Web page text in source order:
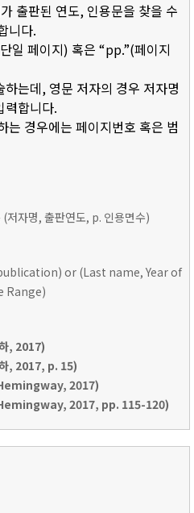
출판된 연도, 인용문을 찾을 수
니다.
일 페이지) 혹은 “pp.”(페이지
는데, 영문 저자의 경우 저자명
력합니다.
는 경우에는 페이지번호 혹은 범
저자명, 출판연도, p. 인용면수)
or (Last name, Year of
Range)
, 2017)
, 2017, p. 15)
2017)
2017, pp. 115-120)